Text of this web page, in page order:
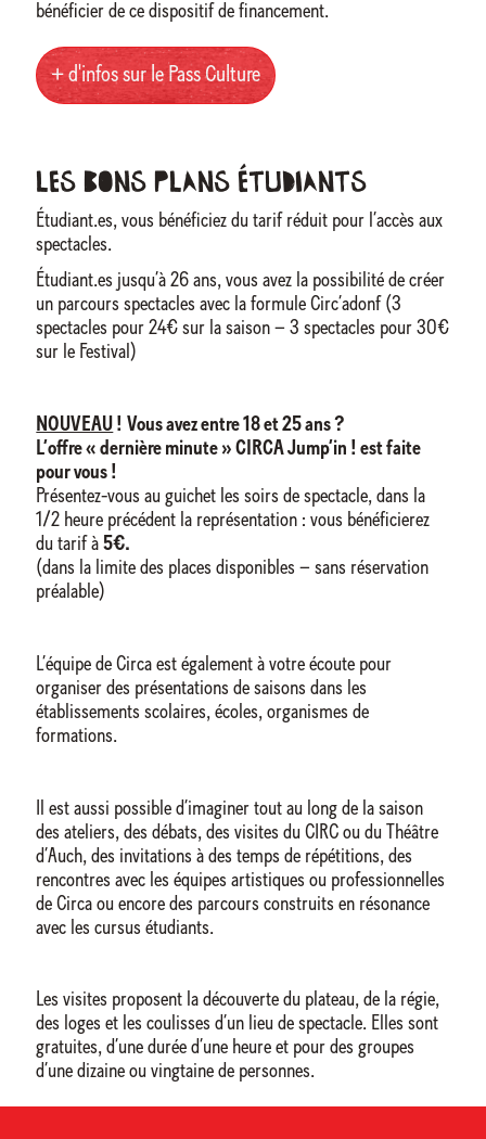
bénéficier de ce dispositif de financement.
+ d'infos sur le Pass Culture
Les bons plans étudiants
Étudiant.es, vous bénéficiez du tarif réduit pour l’accès aux
spectacles.
Étudiant.es jusqu’à 26 ans, vous avez la possibilité de créer
un parcours spectacles avec la formule Circ’adonf (3
spectacles pour 24€ sur la saison – 3 spectacles pour 30€
sur le Festival)
NOUVEAU ! Vous avez entre 18 et 25 ans ?
L’offre « dernière minute » CIRCA Jump’in ! est faite
pour vous !
Présentez-vous au guichet les soirs de spectacle, dans la
1/2 heure précédent la représentation : vous bénéficierez
du tarif à5€.
(dans la limite des places disponibles – sans réservation
préalable)
L’équipe de Circa est également à votre écoute pour
organiser des présentations de saisons dans les
établissements scolaires, écoles, organismes de
formations.
Il est aussi possible d’imaginer tout au long de la saison
des ateliers, des débats, des visites du CIRC ou du Théâtre
d’Auch, des invitations à des temps de répétitions, des
rencontres avec les équipes artistiques ou professionnelles
de Circa ou encore des parcours construits en résonance
avec les cursus étudiants.
Les visites proposent la découverte du plateau, de la régie,
des loges et les coulisses d’un lieu de spectacle. Elles sont
gratuites, d’une durée d’une heure et pour des groupes
d’une dizaine ou vingtaine de personnes.